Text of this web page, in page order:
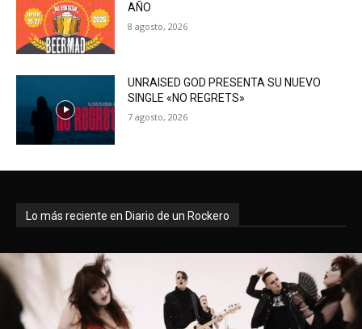
AÑO
8 agosto, 2026
UNRAISED GOD PRESENTA SU NUEVO
SINGLE «NO REGRETS»
7 agosto, 2026
Lo más reciente en Diario de un Rockero